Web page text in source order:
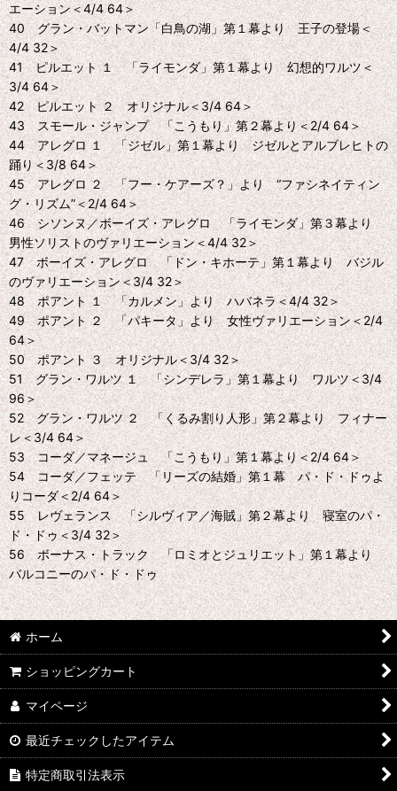
エーション＜4/4 64＞
40 グラン・バットマン「白鳥の湖」第１幕より 王子の登場＜
4/4 32＞
41 ピルエット １ 「ライモンダ」第１幕より 幻想的ワルツ＜
3/4 64＞
42 ピルエット ２ オリジナル＜3/4 64＞
43 スモール・ジャンプ 「こうもり」第２幕より＜2/4 64＞
44 アレグロ １ 「ジゼル」第１幕より ジゼルとアルブレヒトの
踊り＜3/8 64＞
45 アレグロ ２ 「フー・ケアーズ？」より “ファシネイティン
グ・リズム”＜2/4 64＞
46 シソンヌ／ボーイズ・アレグロ 「ライモンダ」第３幕より
男性ソリストのヴァリエーション＜4/4 32＞
47 ボーイズ・アレグロ 「ドン・キホーテ」第１幕より バジル
のヴァリエーション＜3/4 32＞
48 ポアント １ 「カルメン」より ハバネラ＜4/4 32＞
49 ポアント ２ 「パキータ」より 女性ヴァリエーション＜2/4
64＞
50 ポアント ３ オリジナル＜3/4 32＞
51 グラン・ワルツ １ 「シンデレラ」第１幕より ワルツ＜3/4
96＞
52 グラン・ワルツ ２ 「くるみ割り人形」第２幕より フィナー
レ＜3/4 64＞
53 コーダ／マネージュ 「こうもり」第１幕より＜2/4 64＞
54 コーダ／フェッテ 「リーズの結婚」第１幕 パ・ド・ドゥよ
りコーダ＜2/4 64＞
55 レヴェランス 「シルヴィア／海賊」第２幕より 寝室のパ・
ド・ドゥ＜3/4 32＞
56 ボーナス・トラック 「ロミオとジュリエット」第１幕より
バルコニーのパ・ド・ドゥ
ホーム
ショッピングカート
マイページ
最近チェックしたアイテム
特定商取引法表示